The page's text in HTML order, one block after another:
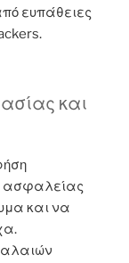
ευπάθειες
και
ασφαλείας
και να